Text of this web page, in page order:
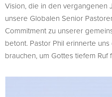
Vision, die in den vergangenen
unsere Globalen Senior
Commitment zu unserer
betont. Pastor Phil erinnerte
brauchen, um Gottes tiefem